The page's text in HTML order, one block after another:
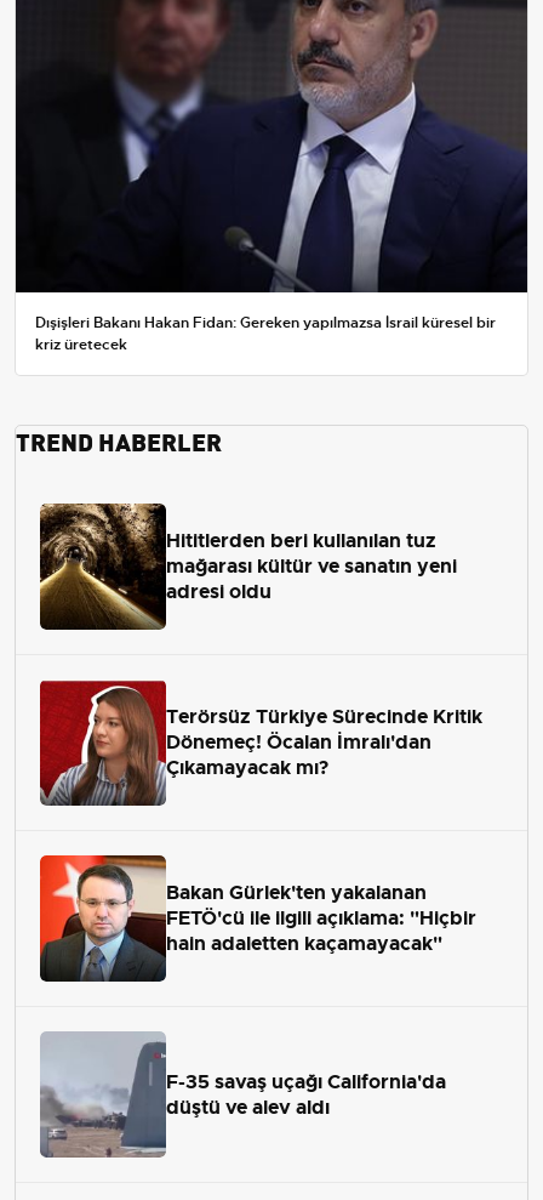
Dışişleri Bakanı Hakan Fidan: Gereken yapılmazsa İsrail küresel bir
kriz üretecek
TREND HABERLER
Hititlerden beri kullanılan tuz
mağarası kültür ve sanatın yeni
adresi oldu
Terörsüz Türkiye Sürecinde Kritik
Dönemeç! Öcalan İmralı'dan
Çıkamayacak mı?
Bakan Gürlek'ten yakalanan
FETÖ'cü ile ilgili açıklama: "Hiçbir
hain adaletten kaçamayacak"
F-35 savaş uçağı California'da
düştü ve alev aldı